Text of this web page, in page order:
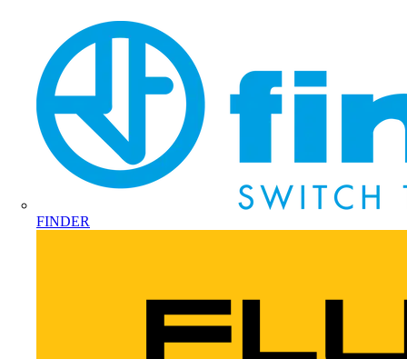
FINDER